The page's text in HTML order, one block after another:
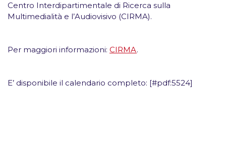
Centro Interdipartimentale di Ricerca sulla
Multimedialità e l’Audiovisivo (CIRMA).
Per maggiori informazioni: CIRMA.
E’ disponibile il calendario completo: [#pdf:5524]